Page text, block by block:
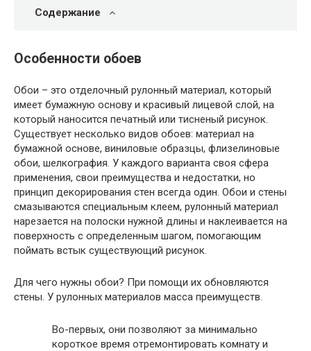
Содержание
Особенности обоев
Обои – это отделочный рулонный материал, который
имеет бумажную основу и красивый лицевой слой, на
который наносится печатный или тисненый рисунок.
Существует несколько видов обоев: материал на
бумажной основе, виниловые образцы, флизелиновые
обои, шелкография. У каждого варианта своя сфера
применения, свои преимущества и недостатки, но
принцип декорирования стен всегда один. Обои и стены
смазываются специальным клеем, рулонный материал
нарезается на полоски нужной длины и наклеивается на
поверхность с определенным шагом, помогающим
поймать встык существующий рисунок.
Для чего нужны обои? При помощи их обновляются
стены. У рулонных материалов масса преимуществ.
Во-первых, они позволяют за минимально
короткое время отремонтировать комнату и